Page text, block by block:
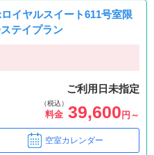
イヤルスイート611号室限
テイプラン
ご利用日未指定
（税込）
料金 39,600 円～
空室カレンダー